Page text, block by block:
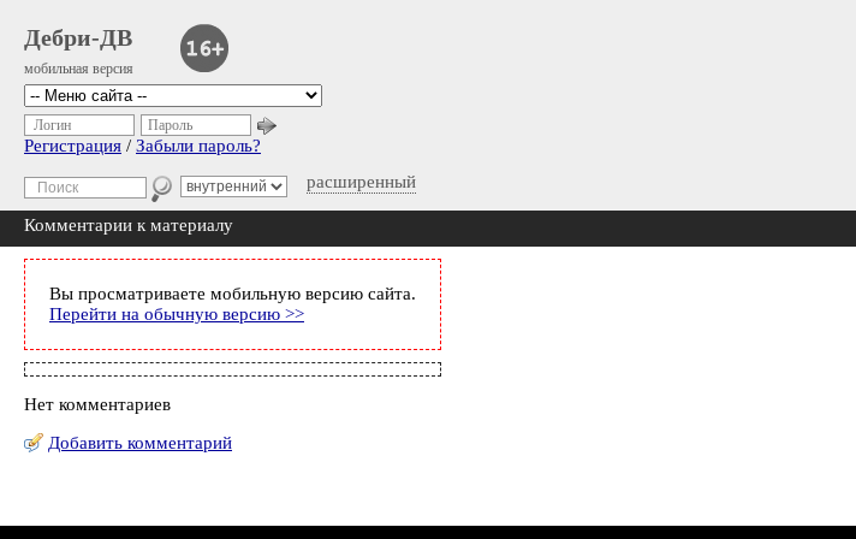
Дебри-ДВ
мобильная версия
расширенный
Логин Пароль
Регистрация / Забыли пароль?
Комментарии к материалу
Вы просматриваете мобильную версию сайта.
Перейти на обычную версию >>
Нет комментариев
Добавить комментарий